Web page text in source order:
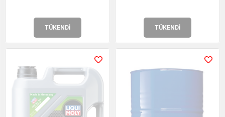
TÜKENDI TÜKENDI